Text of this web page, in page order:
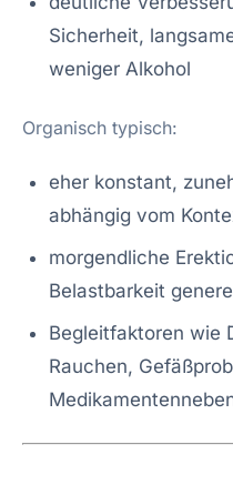
Sicherheit,
weniger Alkohol
Organisch typisch:
eher konstant,
abhängig vom
morgendliche
Belastbarkeit
Begleitfaktoren wie
Rauchen,